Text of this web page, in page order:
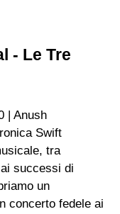
- Le Tre
| Anush
Swift
tra
successi di
un
concerto fedele ai